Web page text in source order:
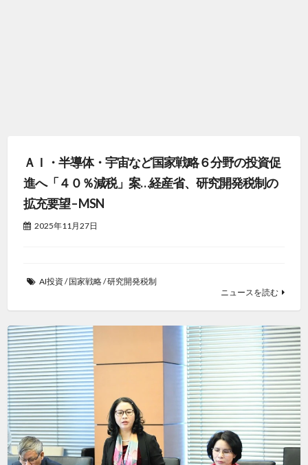
ＡＩ・半導体・宇宙など国家戦略６分野の投資促
進へ「４０％減税」案…経産省、研究開発税制の
拡充要望 – MSN
2025年11月27日
AI投資/国家戦略/研究開発税制
ニュースを読む